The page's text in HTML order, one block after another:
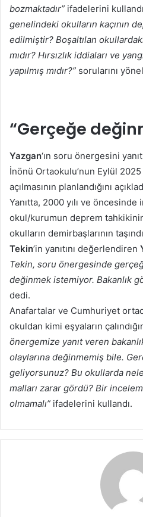
bozmaktadır” ifadelerini
genelindeki okulların kaçının
edilmiştir? Boşaltılan
mıdır? Hırsızlık iddiaları ve
yapılmış mıdır?” sorularını
“Gerçeğe
Yazgan‘ın soru önergesini
İnönü Ortaokulu’nun Eylül
açılmasının planlandığını
Yanıtta, 2000 yılı ve öncesinde
okul/kurumun deprem tahkikinin
okulların demirbaşlarının
Tekin’in yanıtını değerlendiren
Tekin, soru önergesinde
değinmek istemiyor. Bakanlık
dedi.
Anafartalar ve Cumhuriyet
okuldan kimi eşyaların
önergemize yanıt veren
olaylarına değinmemiş bile.
geliyorsunuz? Bu okullarda
malları zarar gördü? Bir
olmamalı” ifadelerini kullandı.